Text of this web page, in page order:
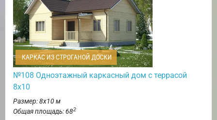
КАРКАС ИЗ СТРОГАНОЙ ДОСКИ
№108 Одноэтажный каркасный дом с террасой
8х10
Размер: 8х10 м
Общая площадь: 682